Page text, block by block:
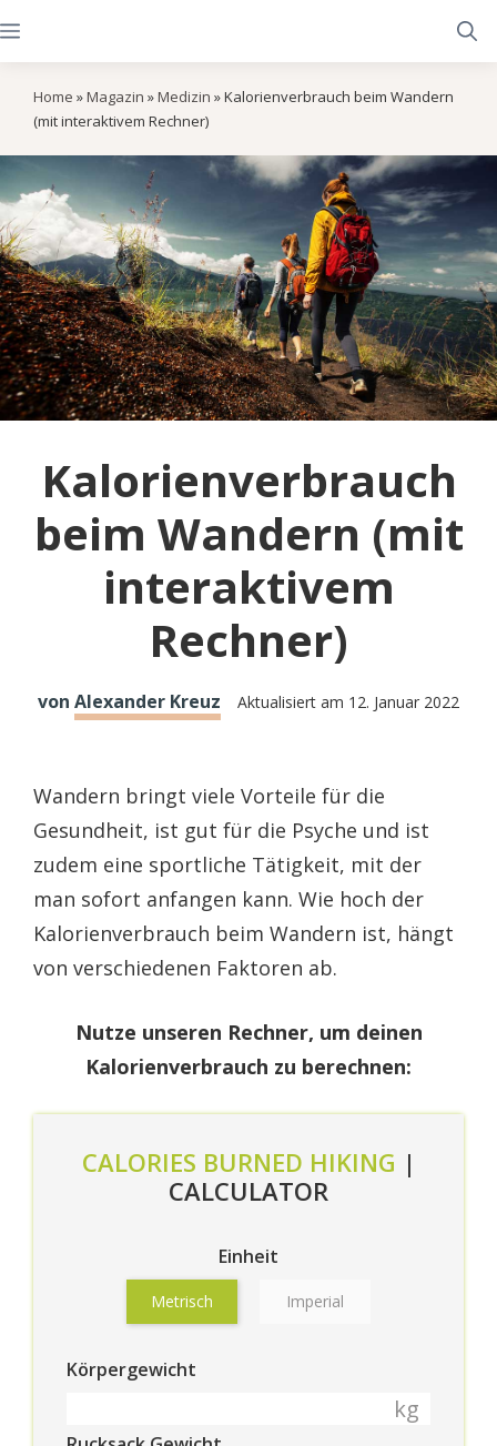
Zum
Inhalt
springen
Menü
Home »Magazin »Medizin »Kalorienverbrauch beim Wandern
(mit interaktivem Rechner)
Kalorienverbrauch
beim Wandern (mit
interaktivem
Rechner)
von Alexander Kreuz Aktualisiert am 12. Januar 2022
Wandern bringt viele Vorteile für die
Gesundheit, ist gut für die Psyche und ist
zudem eine sportliche Tätigkeit, mit der
man sofort anfangen kann. Wie hoch der
Kalorienverbrauch beim Wandern ist, hängt
von verschiedenen Faktoren ab.
Nutze unseren Rechner, um deinen
Kalorienverbrauch zu berechnen:
CALORIES BURNED HIKING |
CALCULATOR
Einheit
Metrisch Imperial
Körpergewicht
kg